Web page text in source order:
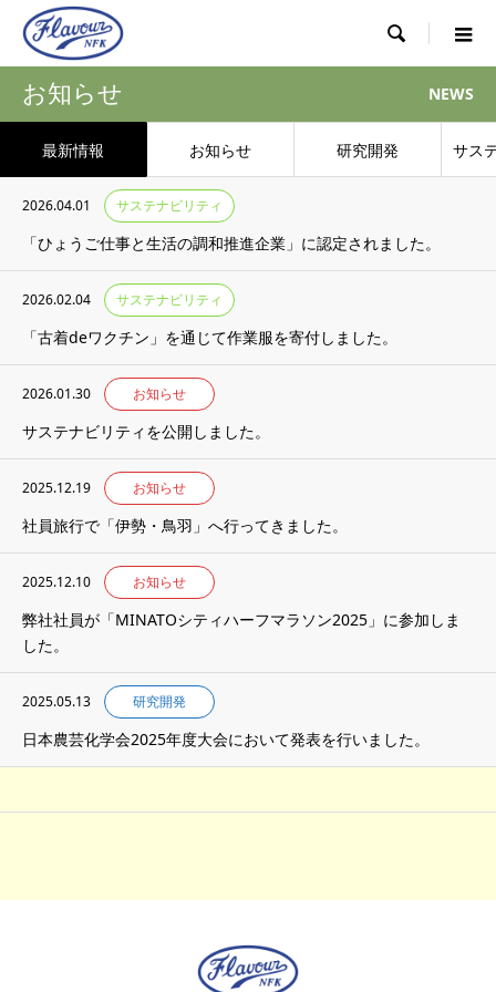

お知らせ NEWS
最新情報 お知らせ 研究開発 サス
2026.04.01 サステナビリティ
「ひょうご仕事と生活の調和推進企業」に認定されました。
2026.02.04 サステナビリティ
「古着deワクチン」を通じて作業服を寄付しました。
2026.01.30 お知らせ
サステナビリティを公開しました。
2025.12.19 お知らせ
社員旅行で「伊勢・鳥羽」へ行ってきました。
2025.12.10 お知らせ
弊社社員が「MINATOシティハーフマラソン2025」に参加しま
した。
2025.05.13 研究開発
日本農芸化学会2025年度大会において発表を行いました。